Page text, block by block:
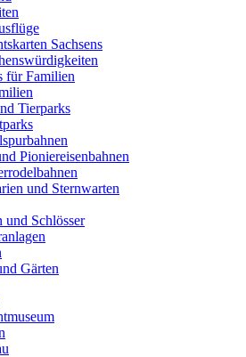
Sachsens
für Familien
Tierparks
Pioniereisenbahnen
und Sternwarten
und Schlösser
Gärten